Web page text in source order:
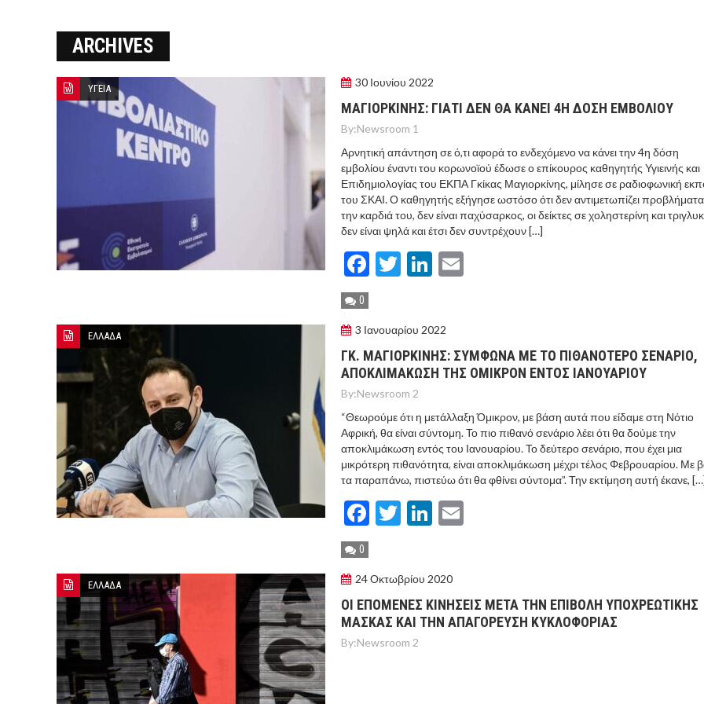
ΣΠΕΥΔΟΥΝ ΝΑ ΚΑΘΗΣΥΧΑΣΟΥΝ ΤΟΥΣ ΓΕΙΤΟΝΕΣ ΤΟΥΡΚΙΑ ΚΑΙ ΣΑΟΥΔΙΚΗ ΑΡΑΒΙΑ
ΜΕΤΑ ΤΗΝ ΑΜΥΝΤΙΚΗ ΣΥΜΦΩΝΙΑ – “ΔΕΝ ΣΤΟΧΕΥΟΥΜΕ ΚΑΝΕΝΑ” ΛΕΕΙ Η ΑΓΚΥΡΑ
ARCHIVES
ΥΓΕΙΑ 30 Ιουνίου 2022
ΜΑΓΙΟΡΚΙΝΗΣ: ΓΙΑΤΙ ΔΕΝ ΘΑ ΚΑΝΕΙ 4Η ΔΟΣΗ ΕΜΒΟΛΙΟΥ
By:Newsroom 1
Αρνητική απάντηση σε ό,τι αφορά το ενδεχόμενο να κάνει την 4η δόση
εμβολίου έναντι του κορωνοϊού έδωσε ο επίκουρος καθηγητής Υγιεινής και
Επιδημιολογίας του ΕΚΠΑ Γκίκας Μαγιορκίνης, μίλησε σε ραδιοφωνική
του ΣΚΑΙ. Ο καθηγητής εξήγησε ωστόσο ότι δεν αντιμετωπίζει
την καρδιά του, δεν είναι παχύσαρκος, οι δείκτες σε χοληστερίνη και
δεν είναι ψηλά και έτσι δεν συντρέχουν […]
Facebook
TwitterLinkedIn
0
ΕΛΛΑΔΑ 3 Ιανουαρίου 2022
ΓΚ. ΜΑΓΙΟΡΚΙΝΗΣ: ΣΥΜΦΩΝΑ ΜΕ ΤΟ ΠΙΘΑΝΟΤΕΡΟ ΣΕΝΑΡΙΟ,
ΑΠΟΚΛΙΜΑΚΩΣΗ ΤΗΣ ΌΜΙΚΡΟΝ ΕΝΤΟΣ ΙΑΝΟΥΑΡΙΟΥ
By:Newsroom 2
“Θεωρούμε ότι η μετάλλαξη Όμικρον, με βάση αυτά που είδαμε στη Νότιο
Αφρική, θα είναι σύντομη. Το πιο πιθανό σενάριο λέει ότι θα δούμε την
αποκλιμάκωση εντός του Ιανουαρίου. Το δεύτερο σενάριο, που έχει μια
μικρότερη πιθανότητα, είναι αποκλιμάκωση μέχρι τέλος Φεβρουαρίου. Με
τα παραπάνω, πιστεύω ότι θα φθίνει σύντομα”. Την εκτίμηση αυτή έκανε,
Facebook
TwitterLinkedIn
0
ΕΛΛΑΔΑ 24 Οκτωβρίου 2020
ΟΙ ΕΠΟΜΕΝΕΣ ΚΙΝΗΣΕΙΣ ΜΕΤΑ ΤΗΝ ΕΠΙΒΟΛΗ ΥΠΟΧΡΕΩΤΙΚΗΣ
ΜΑΣΚΑΣ ΚΑΙ ΤΗΝ ΑΠΑΓΟΡΕΥΣΗ ΚΥΚΛΟΦΟΡΙΑΣ
By:Newsroom 2